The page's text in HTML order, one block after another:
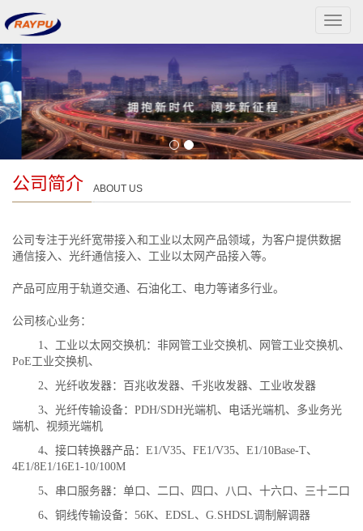
导
公司简介 ABOUT US
公司专注于光纤宽带接入和工业以太网产品领域，为客户提供数据
通信接入、光纤通信接入、工业以太网产品接入等。
产品可应用于轨道交通、石油化工、电力等诸多行业。
公司核心业务：
1、工业以太网交换机：非网管工业交换机、
网管工业交换机、
PoE工业交换机、
2、光纤收发器：百兆收发器、千兆收发器、工业收发器
3、光纤传输设备：PDH/SDH光端机、电话光端机、多业务光
端机、视频光端机
4、接口转换器产品：E1/V35、FE1/V35、E1/10Base-T、
4E1/8E1/16E1-10/100M
5、串口服务器：单口、二口、四口、八口、十六口、三十二口
6、铜线传输设备：56K、EDSL、G.SHDSL调制解调器